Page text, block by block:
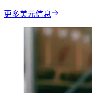
更多美元信息